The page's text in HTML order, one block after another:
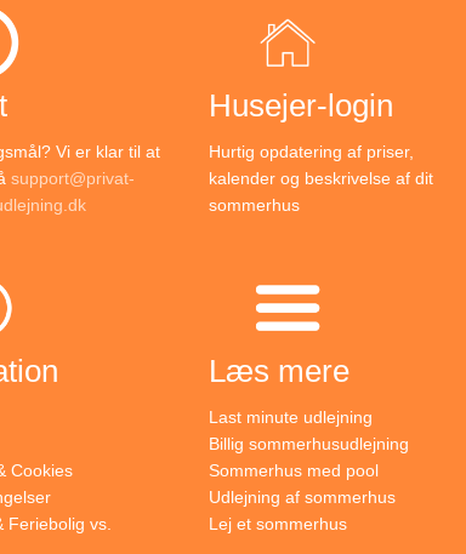
Vi er klar til at
support@privat-
Husejer-login
Hurtig opdatering af priser,
kalender og beskrivelse af dit
sommerhus
Cookies
Feriebolig vs.
Læs mere
Last minute udlejning
Billig sommerhusudlejning
Sommerhus med pool
Udlejning af sommerhus
Lej et sommerhus